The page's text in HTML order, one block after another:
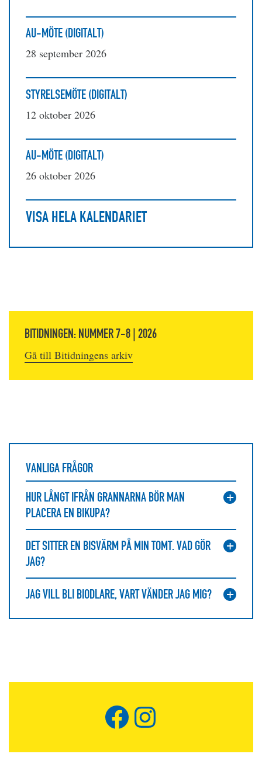
AU-MÖTE (DIGITALT)
28 september 2026
STYRELSEMÖTE (DIGITALT)
12 oktober 2026
AU-MÖTE (DIGITALT)
26 oktober 2026
VISA HELA KALENDARIET
BITIDNINGEN: NUMMER 7-8 | 2026
Gå till Bitidningens arkiv
VANLIGA FRÅGOR
HUR LÅNGT IFRÅN GRANNARNA BÖR MAN
PLACERA EN BIKUPA?
DET SITTER EN BISVÄRM PÅ MIN TOMT. VAD GÖR
JAG?
JAG VILL BLI BIODLARE, VART VÄNDER JAG MIG?
Facebook
Instagram